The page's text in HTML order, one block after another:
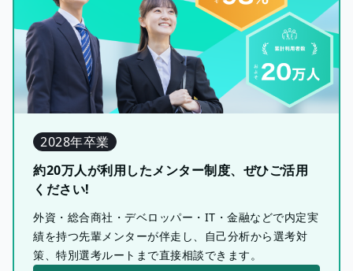
2028年卒業
約20万人が利用したメンター制度、ぜひご活用
ください!
外資・総合商社・デベロッパー・IT・金融などで内定実
績を持つ先輩メンターが伴走し、自己分析から選考対
策、特別選考ルートまで直接相談できます。